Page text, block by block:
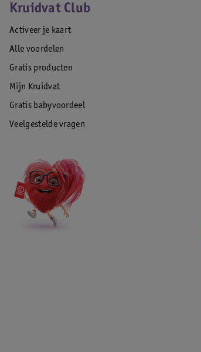
Kruidvat Club
Activeer je kaart
Alle voordelen
Gratis producten
Mijn Kruidvat
Gratis babyvoordeel
Veelgestelde vragen